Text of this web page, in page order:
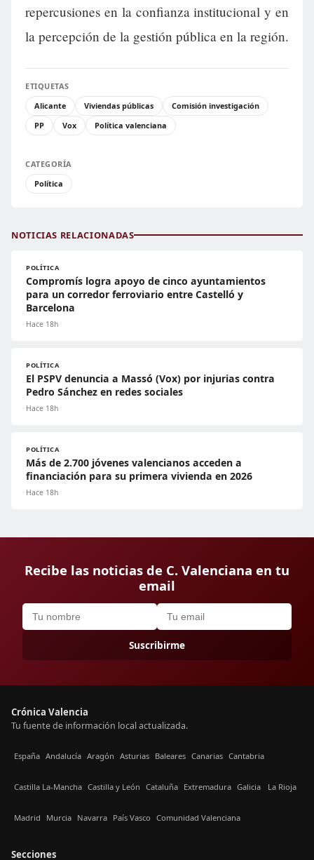
repercusiones en la confianza institucional y en
la percepción de la gestión pública en la región.
ETIQUETAS
Alicante
Viviendas públicas
Comisión investigación
PP
Vox Política valenciana
CATEGORÍA
Política
NOTICIAS RELACIONADAS
POLÍTICA
Compromís logra apoyo de cinco ayuntamientos
para un corredor ferroviario entre Castelló y
Barcelona
Hace 18h
POLÍTICA
El PSPV denuncia a Massó (Vox) por injurias contra
Pedro Sánchez en redes sociales
Hace 18h
POLÍTICA
Más de 2.700 jóvenes valencianos acceden a
financiación para su primera vivienda en 2026
Hace 18h
Recibe las noticias de C. Valenciana en tu
email
Suscribirme
Crónica Valencia
Tu fuente de información local actualizada.
España Andalucía Aragón Asturias Baleares Canarias Cantabria
Castilla La-Mancha Castilla y León Cataluña Extremadura Galicia La Rioja
Madrid Murcia Navarra País Vasco Comunidad Valenciana
Secciones